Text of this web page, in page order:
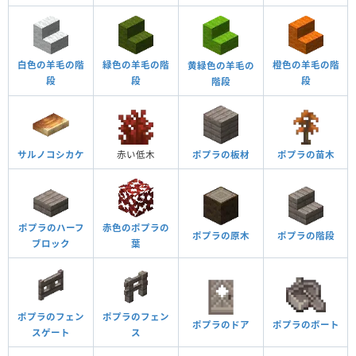
白色の羊毛の階
段
緑色の羊毛の階
段
黄緑色の羊毛の
階段
橙色の羊毛の階
段
サルノコシカケ 赤い低木 ポプラの板材 ポプラの苗木
ポプラのハーフ
ブロック
赤色のポプラの
葉
ポプラの原木 ポプラの階段
ポプラのフェン
スゲート
ポプラのフェン
ス
ポプラのドア ポプラのボート